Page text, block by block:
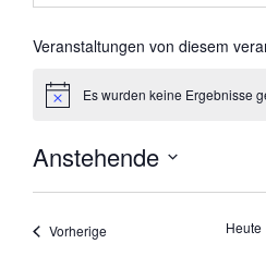
b
s
Veranstaltungen von diesem
H
w
e
i
Es wurden keine Ergebnisse
Anstehende
D
t
VorherigeVeranstaltungen Heute